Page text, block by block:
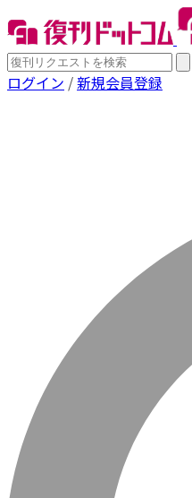
ログイン /新規会員登録